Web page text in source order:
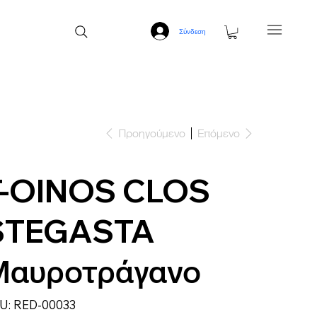
Σύνδεση
Προηγούμενο Επόμενο
OINOS CLOS
SKU
RED-
RED-00033